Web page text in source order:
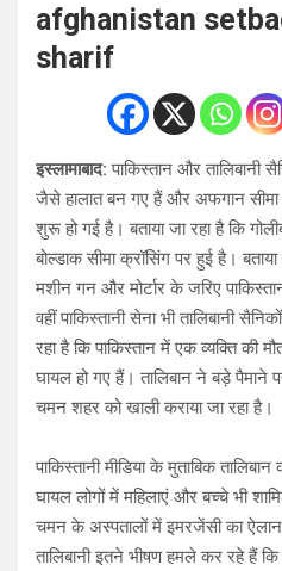
afghanistan
sharif
इस्‍लामाबाद:पाकिस्‍तान और तालिबानी
जैसे हालात बन गए हैं और अफगान सीमा
शुरू हो गई है। बताया जा रहा है कि
बोल्‍डाक सीमा क्रॉसिंग पर हुई है।
मशीन गन और मोर्टार के जरिए
वहीं पाकिस्‍तानी सेना भी तालिबानी
रहा है कि पाकिस्‍तान में एक व्‍यक्ति
घायल हो गए हैं। तालिबान ने बड़े पैमाने
चमन शहर को खाली कराया जा रहा है।
पाकिस्‍तानी मीडिया के मुताबिक
घायल लोगों में महिलाएं और बच्‍चे भी
चमन के अस्‍पतालों में इमरजेंसी का ऐलान
तालिबानी इतने भीषण हमले कर रहे हैं